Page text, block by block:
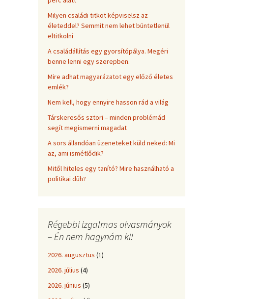
Milyen családi titkot képviselsz az
életeddel? Semmit nem lehet büntetlenül
eltitkolni
A családállítás egy gyorsítópálya. Megéri
benne lenni egy szerepben.
Mire adhat magyarázatot egy előző életes
emlék?
Nem kell, hogy ennyire hasson rád a világ
Társkeresős sztori – minden problémád
segít megismerni magadat
A sors állandóan üzeneteket küld neked: Mi
az, ami ismétlődik?
Mitől hiteles egy tanító? Mire használható a
politikai düh?
Régebbi izgalmas olvasmányok
– Én nem hagynám ki!
2026. augusztus (1)
2026. július (4)
2026. június (5)